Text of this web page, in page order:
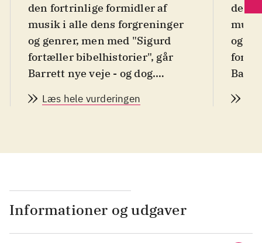
den fortrinlige formidler af
musik i alle dens forgreninger
og genrer, men med "Sigurd
fortæller bibelhistorier", går
Barrett nye veje - og dog.
mellem blandt andre Danmarks
som har til formål at formidle
både hjemmet og kirken. Det
består af en gennemillustreret,
moderne børnebibel hvortil der
hører en dvd med 24
Læs hele vurderingen
den
og
som
hører
Informationer og udgaver